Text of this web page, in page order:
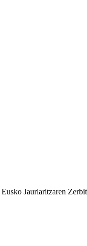
Jaurlaritzaren